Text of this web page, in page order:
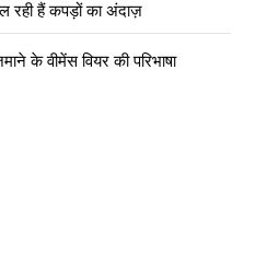
रही हैं कपड़ों का अंदाज़
के वीमेंस वियर की परिभाषा